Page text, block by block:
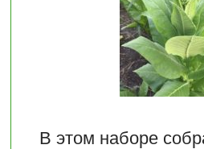
В этом наборе